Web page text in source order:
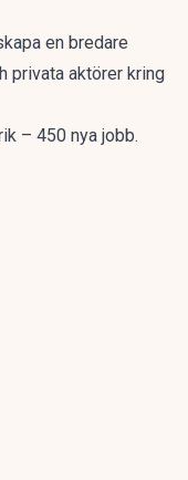
en bredare
privata aktörer kring
– 450 nya jobb.